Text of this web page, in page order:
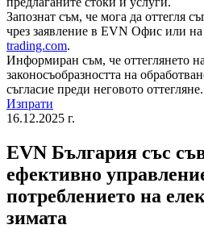
Запознат съм, че мога да оттегля
чрез заявление в EVN Офис или
trading.com.
Информиран съм, че оттеглянето на
законосъобразността на
съгласие преди неговото оттегляне.
Изпрати
16.12.2025 г.
ЕVN България със
ефективно
потреблението на
зимата